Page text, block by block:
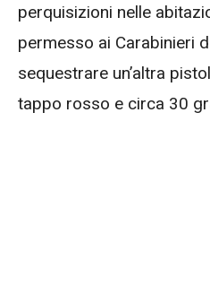
perquisizioni nelle
permesso ai Carabinieri
sequestrare un’altra
tappo rosso e circa 30